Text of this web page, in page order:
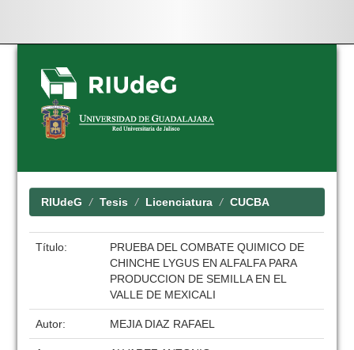
Skip
navigation
RIUdeG Tesis Licenciatura CUCBA
Título:
PRUEBA DEL COMBATE QUIMICO DE
CHINCHE LYGUS EN ALFALFA PARA
PRODUCCION DE SEMILLA EN EL
VALLE DE MEXICALI
Autor: MEJIA DIAZ RAFAEL